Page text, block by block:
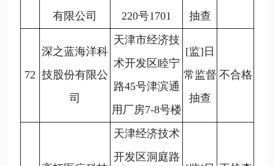
有限公司
220号1701
抽查
72
深之蓝海洋科
技股份有限公
司
天津市经济技
术开发区睦宁
路45号津滨通
用厂房7-8号楼
[监]日
常监督
抽查
不合格
天津经济技术
开发区洞庭路